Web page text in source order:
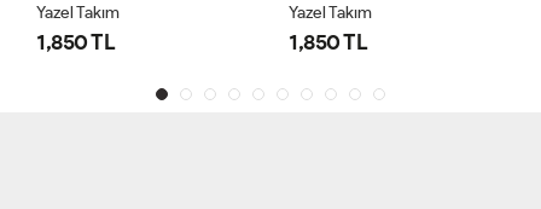
Yazel Takım
1,850 TL
Yazel Takım
1,850 TL